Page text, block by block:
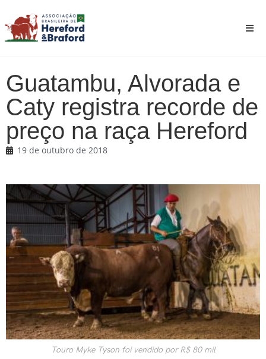
Guatambu, Alvorada e
Caty registra recorde de
preço na raça Hereford
19 de outubro de 2018
Touro Myke Tyson foi vendido por R$ 80 mil